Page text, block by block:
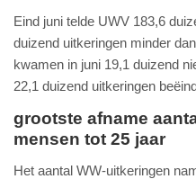
Eind juni telde UWV 183,6
duizend uitkeringen minder
kwamen in juni 19,1 duizend
22,1 duizend uitkeringen
grootste afname
mensen tot 25 jaar
Het aantal WW-uitkeringen